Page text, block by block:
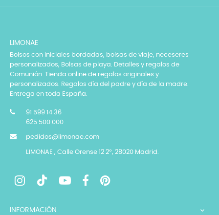
LIMONAE
Bolsos con iniciales bordadas, bolsas de viaje, neceseres
personalizados, Bolsas de playa. Detalles y regalos de
Comunión. Tienda online de regalos originales y
personalizados. Regalos día del padre y día de la madre.
Entrega en toda España.
91 599 14 36
625 500 000
pedidos@limonae.com
LIMONAE , Calle Orense 12 2º, 28020 Madrid.
INFORMACIÓN 